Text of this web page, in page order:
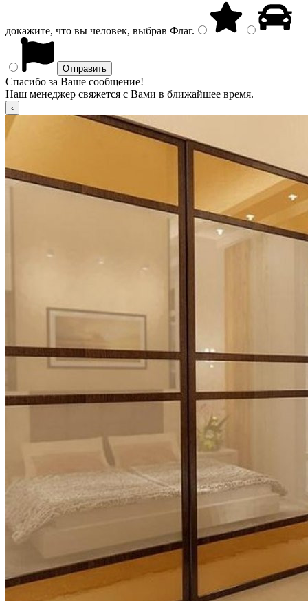
докажите, что вы человек, выбрав Флаг.
Спасибо за Ваше сообщение!
Наш менеджер свяжется с Вами в ближайшее время.